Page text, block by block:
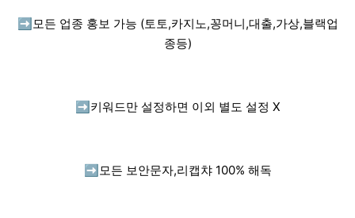
➡️ 모든 업종 홍보 가능 (토토,카지노,꽁머니,대출,가상,블랙업
종등)
➡️ 키워드만 설정하면 이외 별도 설정 X
➡️ 모든 보안문자,리캡챠 100% 해독